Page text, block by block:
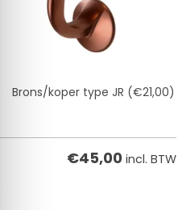
Brons/koper type JR (€21,00)
€45,00 incl. BTW